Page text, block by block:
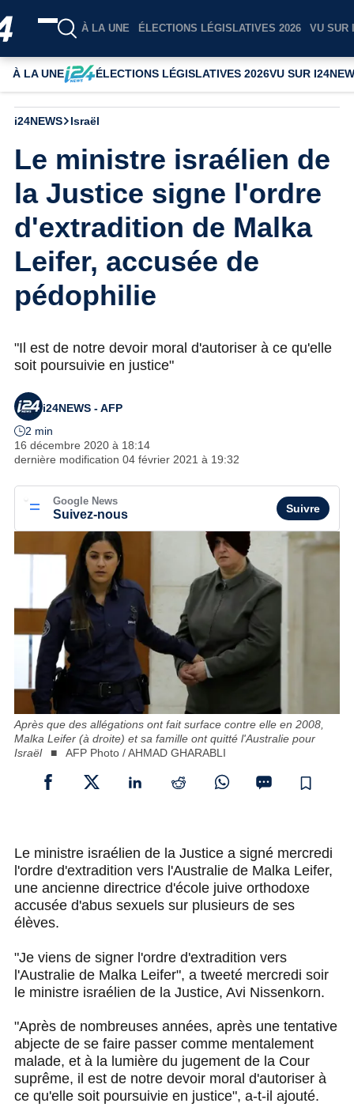
À LA UNE ÉLECTIONS LÉGISLATIVES 2026 VU SUR
À LA UNE ÉLECTIONS LÉGISLATIVES 2026VU SUR
i24NEWS Israël
Le ministre israélien de
la Justice signe l'ordre
d'extradition de Malka
Leifer, accusée de
pédophilie
"Il est de notre devoir moral d'autoriser à ce qu'elle
soit poursuivie en justice"
i24NEWS - AFP
2 min
16 décembre 2020 à 18:14
dernière modification 04 février 2021 à 19:32
Google News
Suivez-nous Suivre
Après que des allégations ont fait surface contre elle en 2008,
Malka Leifer (à droite) et sa famille ont quitté l'Australie pour
Israël
AFP Photo / AHMAD GHARABLI
Le ministre israélien de la Justice a signé mercredi
l'ordre d'extradition vers l'Australie de Malka Leifer,
une ancienne directrice d'école juive orthodoxe
accusée d'abus sexuels sur plusieurs de ses
élèves.
"Je viens de signer l'ordre d'extradition vers
l'Australie de Malka Leifer", a tweeté mercredi soir
le ministre israélien de la Justice, Avi Nissenkorn.
"Après de nombreuses années, après une tentative
abjecte de se faire passer comme mentalement
malade, et à la lumière du jugement de la Cour
suprême, il est de notre devoir moral d'autoriser à
ce qu'elle soit poursuivie en justice", a-t-il ajouté.